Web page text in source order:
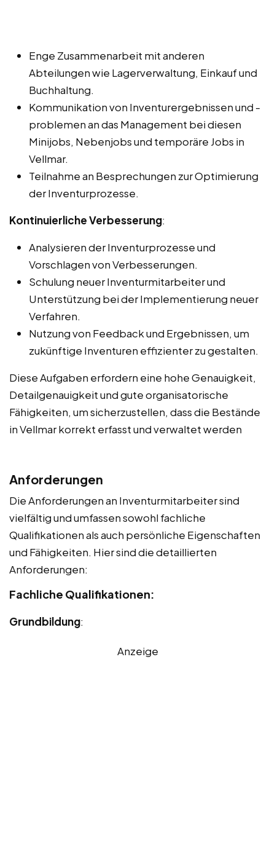
Enge Zusammenarbeit mit anderen
Abteilungen wie Lagerverwaltung, Einkauf und
Buchhaltung.
Kommunikation von Inventurergebnissen und -
problemen an das Management bei diesen
Minijobs, Nebenjobs und temporäre Jobs in
Vellmar.
Teilnahme an Besprechungen zur Optimierung
der Inventurprozesse.
Kontinuierliche Verbesserung:
Analysieren der Inventurprozesse und
Vorschlagen von Verbesserungen.
Schulung neuer Inventurmitarbeiter und
Unterstützung bei der Implementierung neuer
Verfahren.
Nutzung von Feedback und Ergebnissen, um
zukünftige Inventuren effizienter zu gestalten.
Diese Aufgaben erfordern eine hohe Genauigkeit,
Detailgenauigkeit und gute organisatorische
Fähigkeiten, um sicherzustellen, dass die Bestände
in Vellmar korrekt erfasst und verwaltet werden
Anforderungen
Die Anforderungen an Inventurmitarbeiter sind
vielfältig und umfassen sowohl fachliche
Qualifikationen als auch persönliche Eigenschaften
und Fähigkeiten. Hier sind die detaillierten
Anforderungen:
Fachliche Qualifikationen:
Grundbildung:
Anzeige